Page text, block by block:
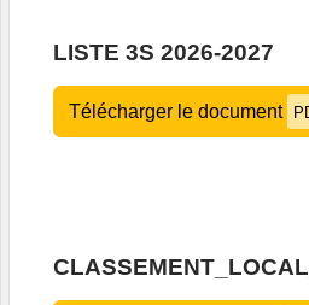
LISTE 3S 2026-2027
Télécharger le document